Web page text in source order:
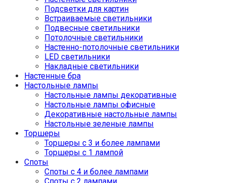
Подсветки для картин
Встраиваемые светильники
Подвесные светильники
Потолочные светильники
Настенно-потолочные светильники
LED светильники
Накладные светильники
Настенные бра
Настольные лампы
Настольные лампы декоративные
Настольные лампы офисные
Декоративные настольные лампы
Настольные зеленые лампы
Торшеры
Торшеры с 3 и более лампами
Торшеры с 1 лампой
Споты
Споты с 4 и более лампами